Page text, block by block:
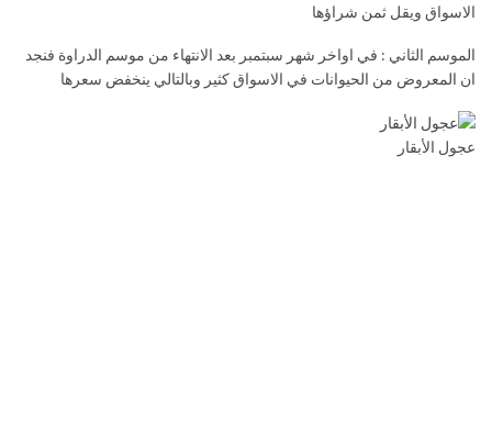
الاسواق ويقل ثمن شراؤها
الموسم الثاني : في اواخر شهر سبتمبر بعد الانتهاء من موسم الدراوة فنجد
ان المعروض من الحيوانات في الاسواق كثير وبالتالي ينخفض سعرها
عجول الأبقار